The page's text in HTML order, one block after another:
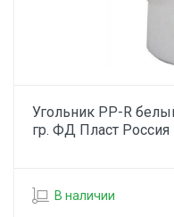
Угольник PP-R
гр. ФД Пласт Россия
В наличии